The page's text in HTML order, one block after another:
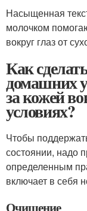
Насыщенная
молочком
вокруг глаз от
Как
домашних
за кожей
условиях?
Чтобы
состоянии, надо
определенным
включает в себя
Очищение